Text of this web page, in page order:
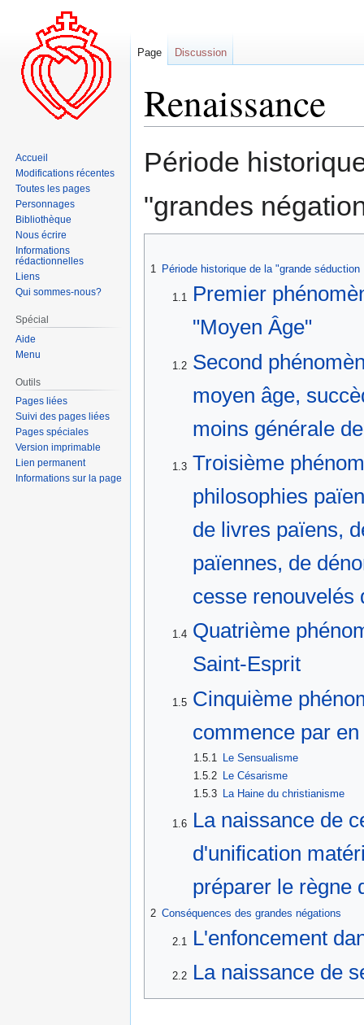
Renaissance
à
navigation
à
recherche
Période
"grandes
1 Période historique de la "grande séduction
1.1
Premier
"Moyen Âge"
1.2 Second
moyen âge,
moins générale
1.3 Troisième
philosophies
de livres païens,
païennes, de
cesse renouvelés
1.4 Quatrième
Saint-Esprit
1.5 Cinquième
commence par
1.5.1
Le Sensualisme
1.5.2 Le Césarisme
1.5.3 La Haine du christianisme
1.6
La naissance de
d'unification
préparer le règne
2 Conséquences des grandes négations
2.1 L'enfoncement
2.2 La naissance de
Page Discussion
Accueil
Modifications récentes
Toutes les pages
Personnages
Bibliothèque
Nous écrire
Informations
rédactionnelles
Liens
Qui sommes-nous?
Spécial
Aide
Menu
Outils
Pages liées
Suivi des pages liées
Pages spéciales
Version imprimable
Lien permanent
Informations sur la page